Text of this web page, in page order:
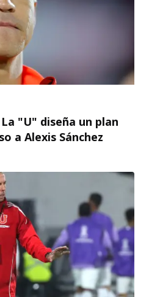
"U" diseña un plan
a Alexis Sánchez